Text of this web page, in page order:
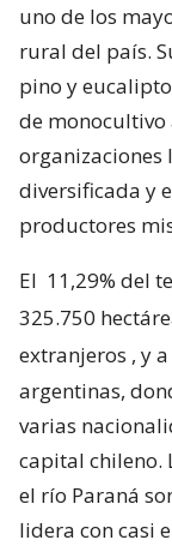
uno de los
rural del país.
pino y
de monocultivo
organizaciones
diversificada y
productores
El 11,29% del
325.750
extranjeros , y
argentinas,
varias
capital chileno.
el río Paraná
lidera con casi